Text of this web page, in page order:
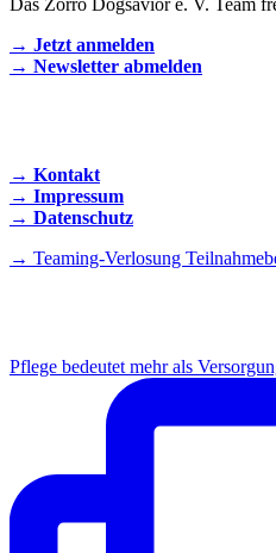
→ Jetzt anmelden
→ Newsletter abmelden
→ Kontakt
→ Impressum
→ Datenschutz
→ Teaming-Verlosung
Pflege bedeutet mehr als